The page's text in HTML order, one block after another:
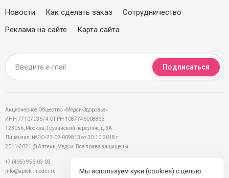
Новости
Как сделать заказ
Сотрудничество
Реклама на сайте
Карта сайта
Подписаться
Акционерное Общество «Медси-Здоровье»
ИНН 7710703674 ОГРН 1087746008833
123056, Москва, Грузинский переулок, д.3А
Лицензия: №ЛО-77-02-009813 от 30.10.2018 г
2011-2021 @ Аптеки.Медси. Все права защищены
+7 (495) 956-03-03
info@apteki.medsi.ru
Мы используем куки (cookies) с целью